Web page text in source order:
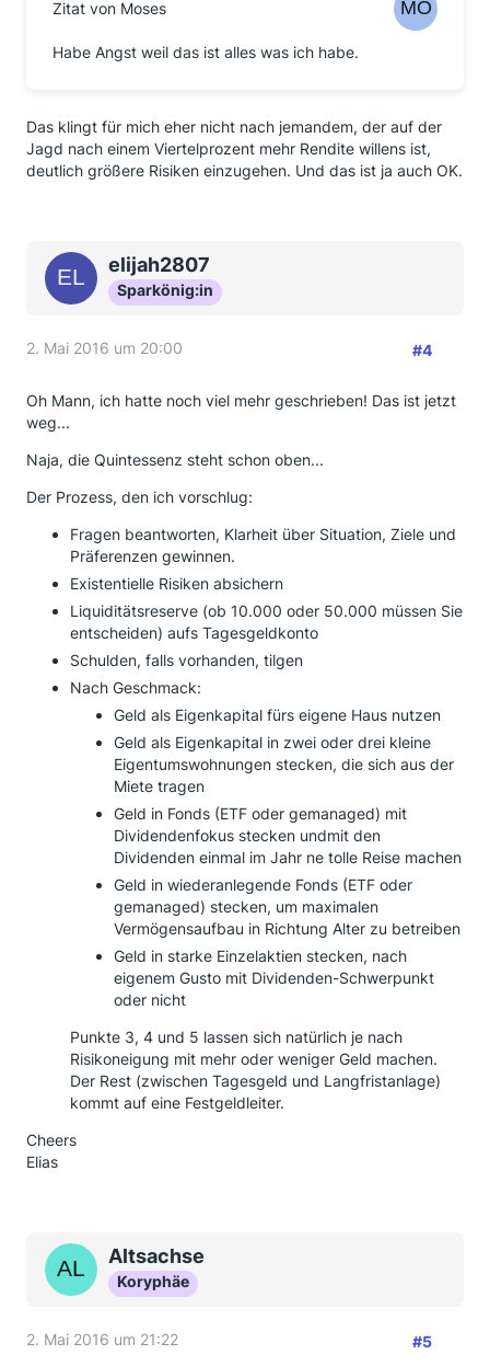
Zitat von Moses
Habe Angst weil das ist alles was ich habe.
Das klingt für mich eher nicht nach jemandem, der auf der
Jagd nach einem Viertelprozent mehr Rendite willens ist,
deutlich größere Risiken einzugehen. Und das ist ja auch OK.
elijah2807
Sparkönig:in
2. Mai 2016 um 20:00 #4
Oh Mann, ich hatte noch viel mehr geschrieben! Das ist jetzt
weg...
Naja, die Quintessenz steht schon oben...
Der Prozess, den ich vorschlug:
Fragen beantworten, Klarheit über Situation, Ziele und
Präferenzen gewinnen.
Existentielle Risiken absichern
Liquiditätsreserve (ob 10.000 oder 50.000 müssen Sie
entscheiden) aufs Tagesgeldkonto
Schulden, falls vorhanden, tilgen
Nach Geschmack:
Geld als Eigenkapital fürs eigene Haus nutzen
Geld als Eigenkapital in zwei oder drei kleine
Eigentumswohnungen stecken, die sich aus der
Miete tragen
Geld in Fonds (ETF oder gemanaged) mit
Dividendenfokus stecken undmit den
Dividenden einmal im Jahr ne tolle Reise machen
Geld in wiederanlegende Fonds (ETF oder
gemanaged) stecken, um maximalen
Vermögensaufbau in Richtung Alter zu betreiben
Geld in starke Einzelaktien stecken, nach
eigenem Gusto mit Dividenden-Schwerpunkt
oder nicht
Punkte 3, 4 und 5 lassen sich natürlich je nach
Risikoneigung mit mehr oder weniger Geld machen.
Der Rest (zwischen Tagesgeld und Langfristanlage)
kommt auf eine Festgeldleiter.
Cheers
Elias
Altsachse
Koryphäe
2. Mai 2016 um 21:22 #5